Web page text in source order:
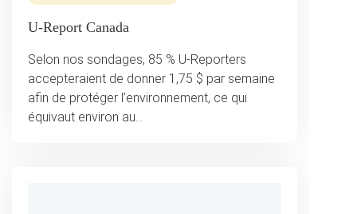
U-Report Canada
Selon nos sondages, 85 % U-Reporters
accepteraient de donner 1,75 $ par semaine
afin de protéger l’environnement, ce qui
équivaut environ au…